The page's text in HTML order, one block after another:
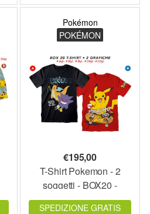
Pokémon
POKÉMON
€195,00
T-Shirt Pokemon - 2
soggetti - BOX20 -
PK4.B_BOX20
SPEDIZIONE GRATIS